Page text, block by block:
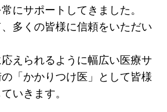
にサポートしてきました。
多くの皆様に信頼をいただい
えられるように幅広い医療サ
「かかりつけ医」として皆様
いきます。